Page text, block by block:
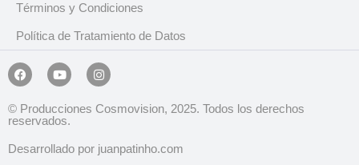
Términos y Condiciones
Política de Tratamiento de Datos
© Producciones Cosmovision, 2025. Todos los derechos
reservados.
Desarrollado por juanpatinho.com